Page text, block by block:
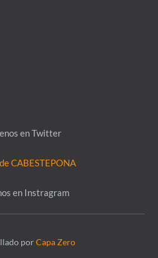
en Twitter
CABESTEPONA
en Instragram
porCapa Zero